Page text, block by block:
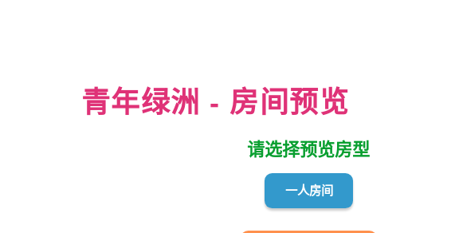
青年绿洲 - 房间预览
请选择预览房型
一人房间